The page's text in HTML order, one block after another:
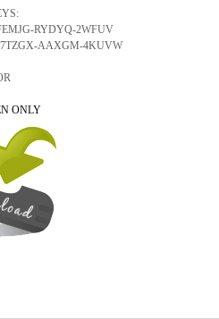
RYDYQ-2WFUV
AAXGM-4KUVW
ONLY